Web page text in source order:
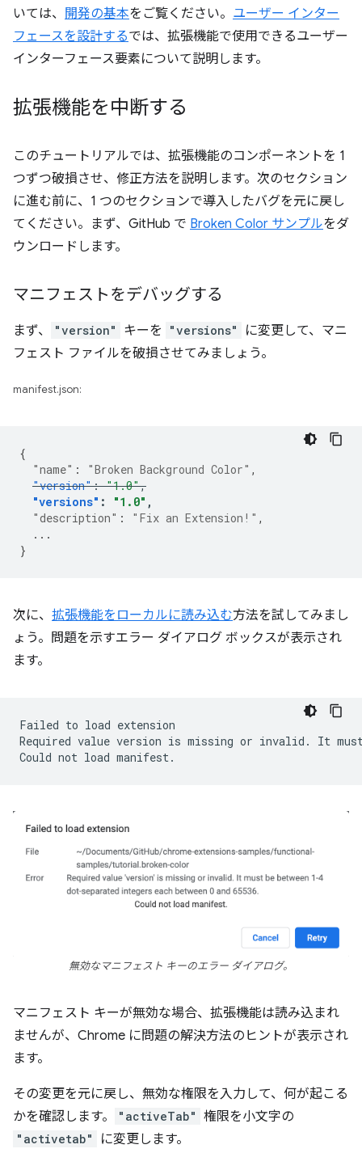
いては、 開発の基本をご覧ください。 ユーザー インター
フェースを設計するでは、拡張機能で使用できるユーザー
インターフェース要素について説明します。
拡張機能を中断する
このチュートリアルでは、拡張機能のコンポーネントを 1
つずつ破損させ、修正方法を説明します。次のセクション
に進む前に、1 つのセクションで導入したバグを元に戻し
てください。まず、GitHub で Broken Color サンプルをダ
ウンロードします。
マニフェストをデバッグする
まず、 "version" キーを "versions"
に変更して、マニ
フェスト ファイルを破損させてみましょう。
manifest.json:
{
"name" : "Broken Background Color" ,
"version": "1.0",
"versions" : "1.0" ,
"description" : "Fix an Extension!" ,
...
}
次に、 拡張機能をローカルに読み込む方法を試してみまし
ょう。問題を示すエラー ダイアログ ボックスが表示され
ます。
Failed to load extension
Required value version is missing or invalid. It
Could not load
無効なマニフェスト キーのエラー ダイアログ。
マニフェスト キーが無効な場合、拡張機能は読み込まれ
ませんが、Chrome に問題の解決方法のヒントが表示され
ます。
その変更を元に戻し、無効な権限を入力して、何が起こる
かを確認します。
"activeTab" 権限を小文字の
"activetab" に変更します。